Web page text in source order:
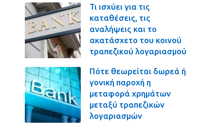
Τι ισχύει για τις
καταθέσεις, τις
αναλήψεις και το
ακατάσχετο του κοινού
τραπεζικού λογαριασμού
Πότε θεωρείται δωρεά ή
γονική παροχή η
μεταφορά χρημάτων
μεταξύ τραπεζικών
λογαριασμών